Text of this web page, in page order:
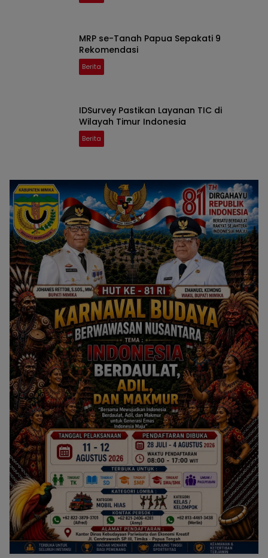
MRP se-Tanah Papua Sepakati 9
Rekomendasi
Berita
IDSurvey Pastikan Layanan TIC di
Wilayah Timur Indonesia
Berita